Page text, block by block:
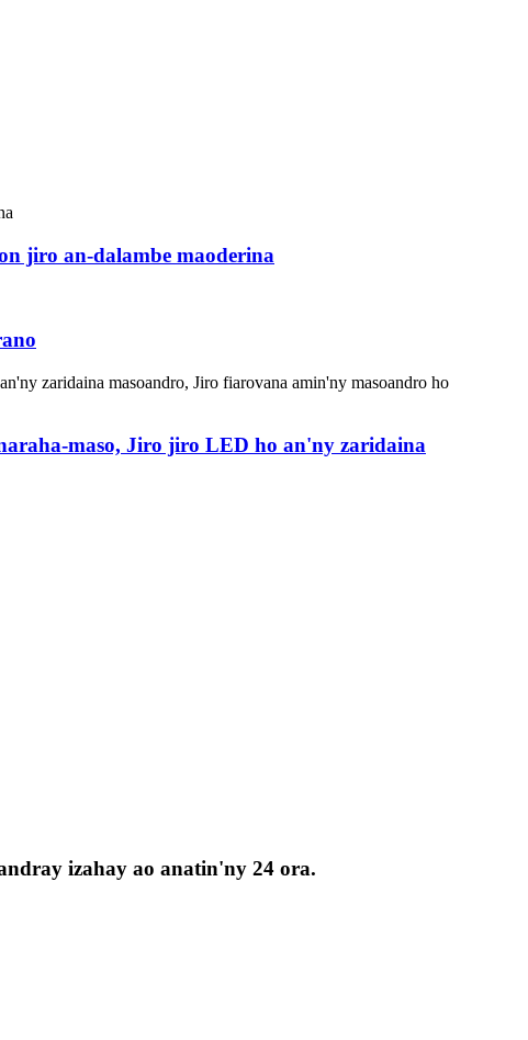
jiro an-dalambe maoderina
maso, Jiro jiro LED ho an'ny zaridaina
izahay ao anatin'ny 24 ora.